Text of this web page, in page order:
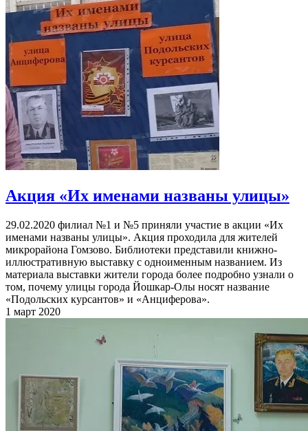
Акция «Их именами названы улицы»
29.02.2020 филиал №1 и №5 приняли участие в акции «Их
именами названы улицы». Акция проходила для жителей
микрорайона Гомзово. Библиотеки представили книжно-
иллюстративную выставку с одноименным названием. Из
материала выставки жители города более подробно узнали о
том, почему улицы города Йошкар-Олы носят название
«Подольских курсантов» и «Анциферова».
1 март 2020